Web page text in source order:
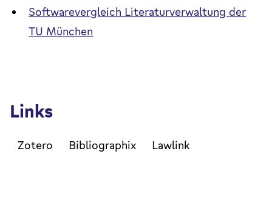
Softwarevergleich Literaturverwaltung der
TU München
Links
Zotero Bibliographix Lawlink